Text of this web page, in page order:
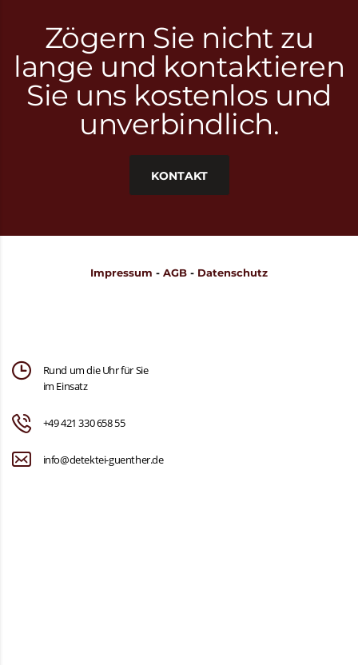
Zögern Sie nicht zu
lange und kontaktieren
Sie uns kostenlos und
unverbindlich.
KONTAKT
Impressum - AGB - Datenschutz
Rund um die Uhr für Sie
im Einsatz
+49 421 330 658 55
info@detektei-guenther.de